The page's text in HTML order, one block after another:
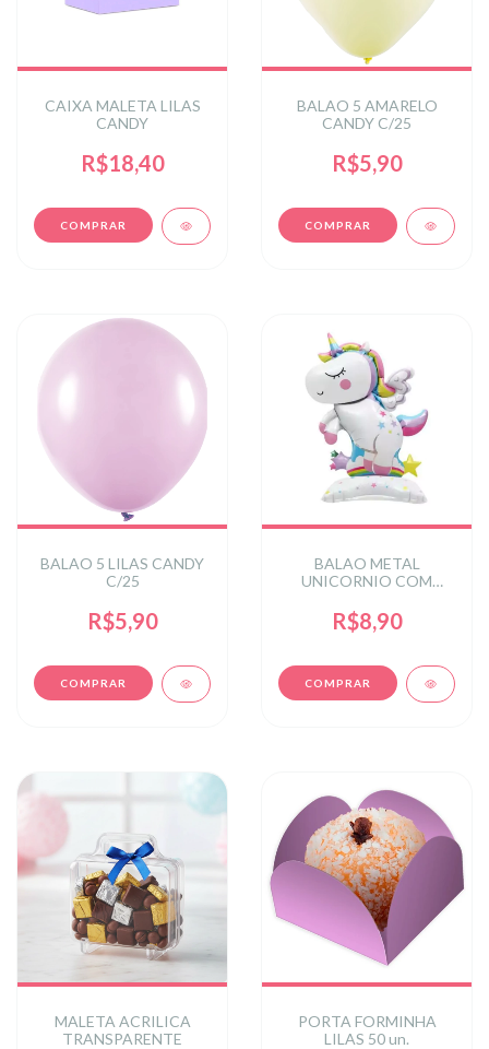
CAIXA MALETA LILAS
CANDY
R$18,40
BALAO 5 AMARELO
CANDY C/25
R$5,90
BALAO 5 LILAS CANDY
C/25
R$5,90
BALAO METAL
UNICORNIO COM
C/1UN
R$8,90
MALETA ACRILICA
TRANSPARENTE
PORTA FORMINHA
LILAS 50 un.